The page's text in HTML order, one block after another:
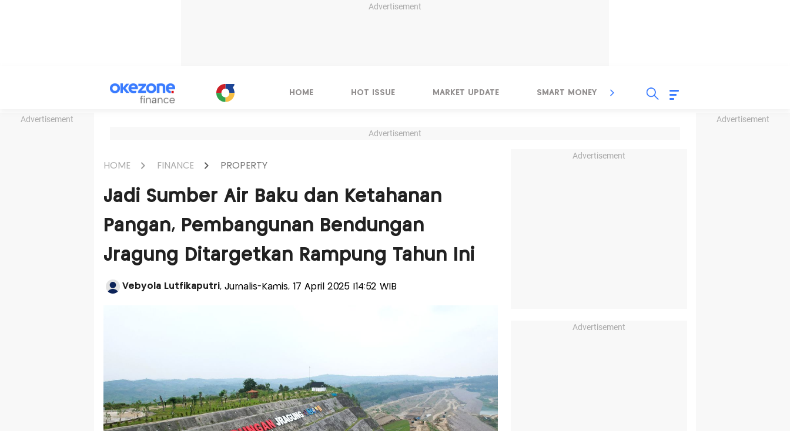
Advertisement
Advertisement Advertisement
HOME HOT ISSUE MARKET UPDATE SMART MONEY INSPIRASI BISNIS
Advertisement
HOME FINANCE PROPERTY
Jadi Sumber Air Baku dan Ketahanan
Pangan, Pembangunan Bendungan
Jragung Ditargetkan Rampung Tahun Ini
Vebyola Lutfikaputri, Jurnalis-Kamis, 17 April 2025 |14:52 WIB
Advertisement
Advertisement